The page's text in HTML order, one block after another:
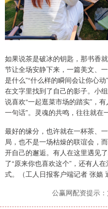
如果说茶是破冰的钥匙，那书香
节让全场安静下来，一篇美文、
是什么”“什么样的瞬间会让你心
在文字里找到了自己的影子。小
说喜欢“一起逛菜市场的踏实”，
一句话”。灵魂的共鸣，往往就在
最好的缘分，也许就在一杯茶、
局，也不是一场枯燥的联谊会，
开自己的邂逅。有人在这里遇见
了“原来你也喜欢这个”，还有人
式。（工人日报客户端记者 张嫱
公赢网配资提示